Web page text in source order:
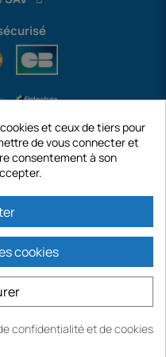
- PARIS 75010 (FRANCE).
de ODAYA HOLDING au capital
EURO.
DANS LA LIMITE DES STOCKS
et ceux de tiers pour
de vous connecter et
consentement à son
cookies
confidentialité et de cookies